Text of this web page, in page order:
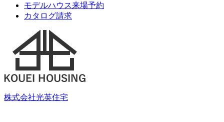
モデルハウス来場予約
カタログ請求
株式会社光英住宅